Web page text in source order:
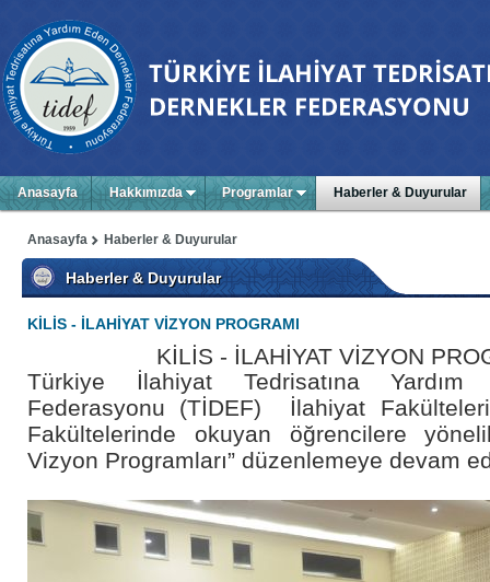
Anasayfa Hakkımızda Programlar Haberler & Duyurular
Haberler & Duyurular
Anasayfa
Haberler & Duyurular
KİLİS - İLAHİYAT VİZYON PROGRAMI
KİLİS - İLAHİYAT VİZYON
Türkiye İlahiyat Tedrisatına Yardım
Federasyonu (TİDEF) İlahiyat
Fakültelerinde okuyan öğrencilere
Vizyon Programları” düzenlemeye devam